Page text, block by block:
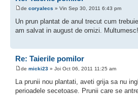
de coryalecs » Vin Sep 30, 2011 6:43 pm
Un prun plantat de anul trecut cum
am salvat in august de omizi. Multumesc!
Re: Taierile pomilor
de micki23 » Joi Oct 06, 2011 11:25 am
La prunii nou plantati, aveti grija sa nu
perioadele secetoase. Prunii care se